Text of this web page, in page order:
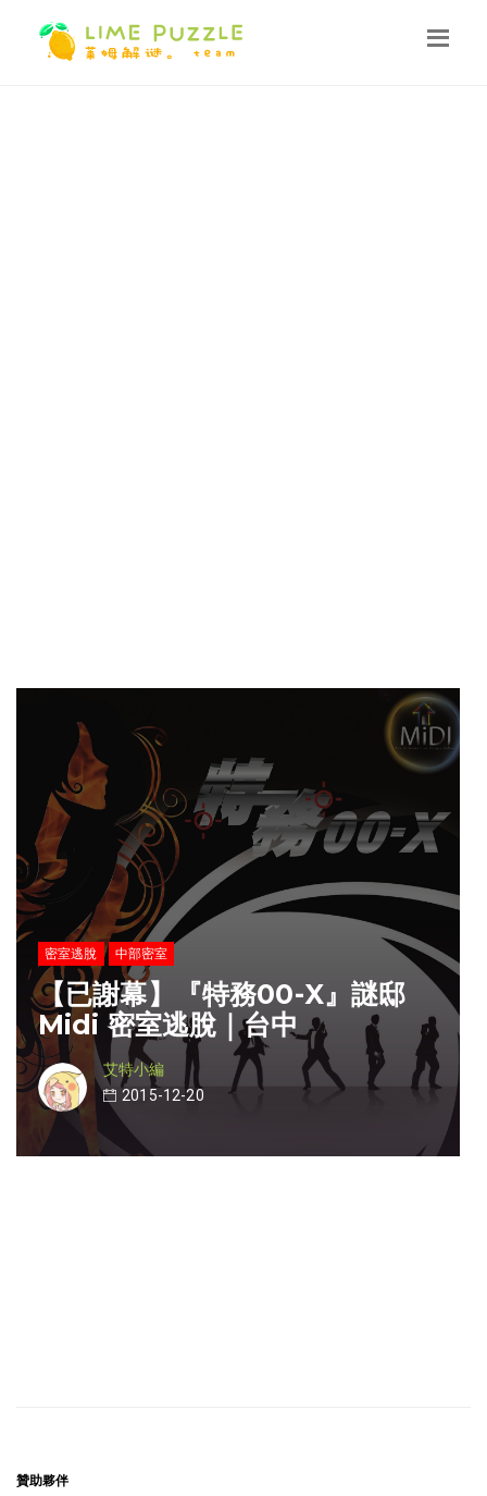
密室逃脫 中部密室
【已謝幕】『特務00-X』謎邸
Midi 密室逃脫｜台中
艾特小編
2015-12-20
贊助夥伴